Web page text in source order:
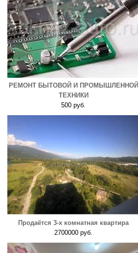
РЕМОНТ БЫТОВОЙ И ПРОМЫШЛЕННОЙ
ТЕХНИКИ
500 руб.
Продаётся 3-х комнатная квартира
2700000 руб.